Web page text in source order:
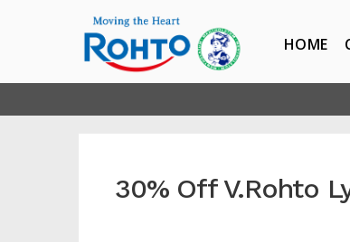
HOME
30% Off V.Rohto